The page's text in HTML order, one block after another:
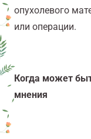
опухолевого
или операции.
Когда может
мнения